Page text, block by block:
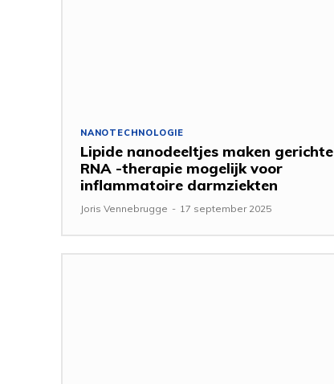
NANOTECHNOLOGIE
Lipide nanodeeltjes maken gerichte
RNA -therapie mogelijk voor
inflammatoire darmziekten
Joris Vennebrugge - 17 september 2025